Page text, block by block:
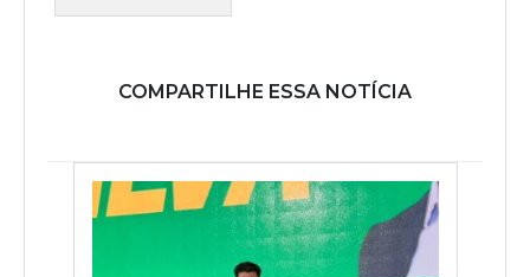
COMPARTILHE ESSA NOTÍCIA